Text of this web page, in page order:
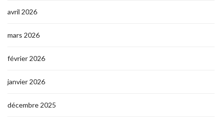
avril 2026
mars 2026
février 2026
janvier 2026
décembre 2025